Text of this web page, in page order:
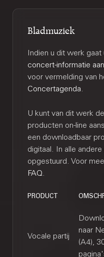
Bladmuziek
Indien u dit werk
concert-informatie
voor vermelding van
Concertagenda.
U kunt van dit werk
producten on-line
een downloadbaar
digitaal. In alle
opgestuurd. Voor
FAQ.
PRODUCT
Vocale partij
naar
(A4),